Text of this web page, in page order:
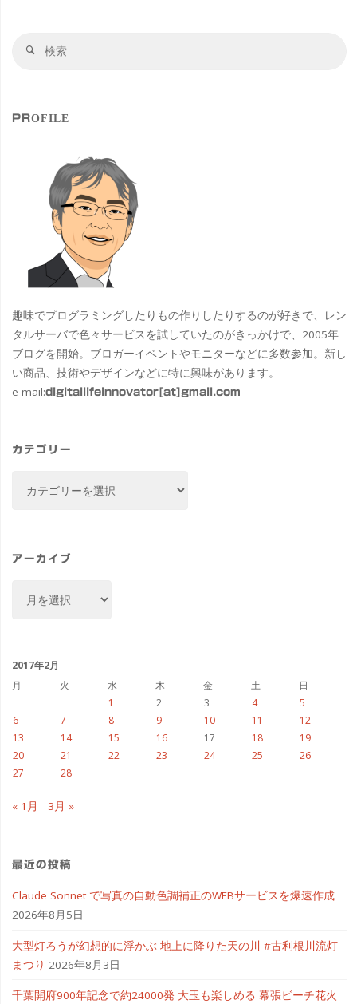
検
PROFILE
趣味でプログラミングしたりもの作りしたりするのが好きで、レン
タルサーバで色々サービスを試していたのがきっかけで、2005年
ブログを開始。ブロガーイベントやモニターなどに多数参加。新し
い商品、技術やデザインなどに特に興味があります。
e-mail:digitallifeinnovator[at]gmail.com
カテゴリー
ー
アーカイブ
ブ
2017年2月
月
火 水 木 金 土
日
1
2 3 4
5
6
7 8 9 10 11
12
13
14 15 16 17 18
19
20
21 22 23 24 25
26
27
28
« 1月 3月 »
最近の投稿
Claude Sonnet で写真の自動色調補正のWEBサービスを爆速作成
2026年8月5日
大型灯ろうが幻想的に浮かぶ 地上に降りた天の川 #古利根川流灯
まつり 2026年8月3日
千葉開府900年記念で約24000発 大玉も楽しめる 幕張ビーチ花火